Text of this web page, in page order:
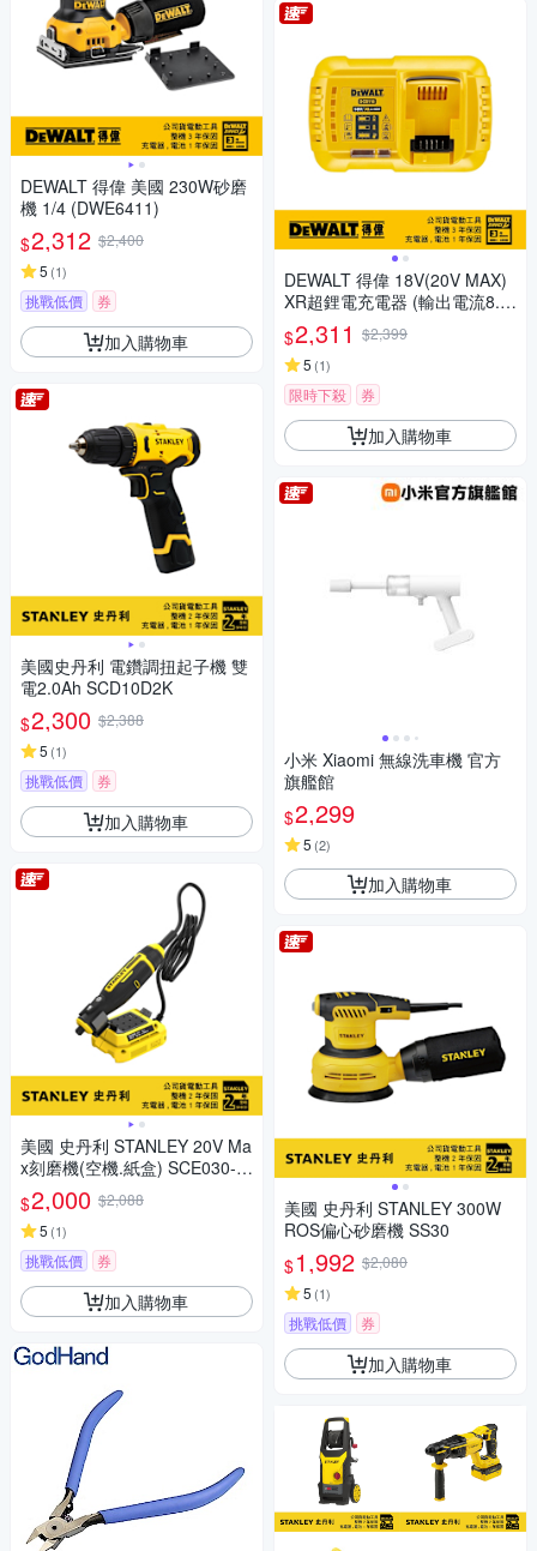
DEWALT 得偉 美國 230W砂磨
機 1/4 (DWE6411)
$2,312 $2,400
5 (1)
挑戰低價 券
加入購物車
美國史丹利 電鑽調扭起子機 雙
電2.0Ah SCD10D2K
$2,300 $2,388
5 (1)
挑戰低價 券
加入購物車
美國 史丹利 STANLEY 20V Ma
x刻磨機(空機.紙盒) SCE030-K
$2,000 $2,088
5 (1)
挑戰低價 券
加入購物車
DEWALT 得偉 18V(20V MAX)
XR超鋰電充電器 (輸出電流8.0
A) (DCB118)
$2,311 $2,399
5 (1)
限時下殺 券
加入購物車
小米 Xiaomi 無線洗車機 官方
旗艦館
$2,299
5 (2)
加入購物車
美國 史丹利 STANLEY 300W
ROS偏心砂磨機 SS30
$1,992 $2,080
5 (1)
挑戰低價 券
加入購物車